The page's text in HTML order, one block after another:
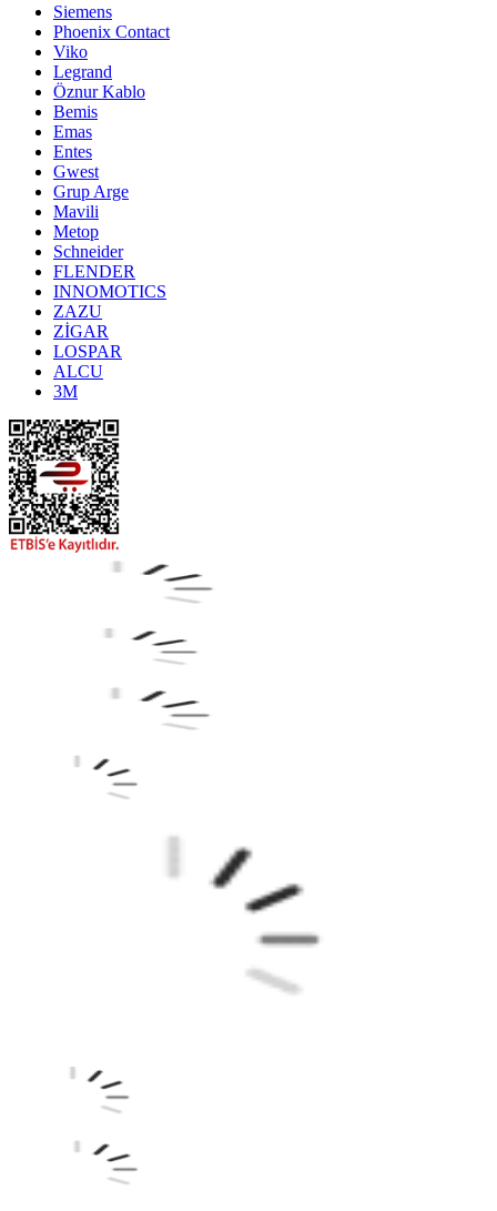
Siemens
Phoenix Contact
Viko
Legrand
Öznur Kablo
Bemis
Emas
Entes
Gwest
Grup Arge
Mavili
Metop
Schneider
FLENDER
INNOMOTICS
ZAZU
ZİGAR
LOSPAR
ALCU
3M